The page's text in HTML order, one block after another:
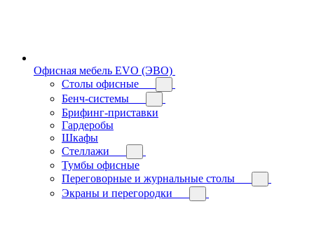
Офисная мебель EVO (ЭВО)
Cтолы офисные
Бенч-системы
Брифинг-приставки
Гардеробы
Шкафы
Стеллажи
Тумбы офисные
Переговорные и журнальные столы
Экраны и перегородки